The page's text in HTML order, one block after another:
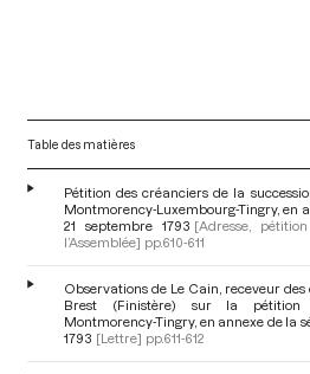
Table des matières
Pétition des créanciers de la
Montmorency-Luxembourg-Tingry, en
21 septembre 1793 [Adresse,
l’Assemblée] pp.610-611
Observations de Le Cain, receveur
Brest (Finistère) sur la pétition
Montmorency-Tingry, en annexe de la
1793 [Lettre] pp.611-612